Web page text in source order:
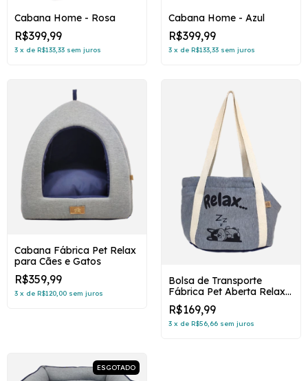
Cabana Home - Rosa
R$399,99
3 x de R$133,33 sem juros
Cabana Home - Azul
R$399,99
3 x de R$133,33 sem juros
Cabana Fábrica Pet Relax
para Cães e Gatos
R$359,99
3 x de R$120,00 sem juros
Bolsa de Transporte
Fábrica Pet Aberta Relax
para Cães e Gatos
R$169,99
3 x de R$56,66 sem juros
ESGOTADO